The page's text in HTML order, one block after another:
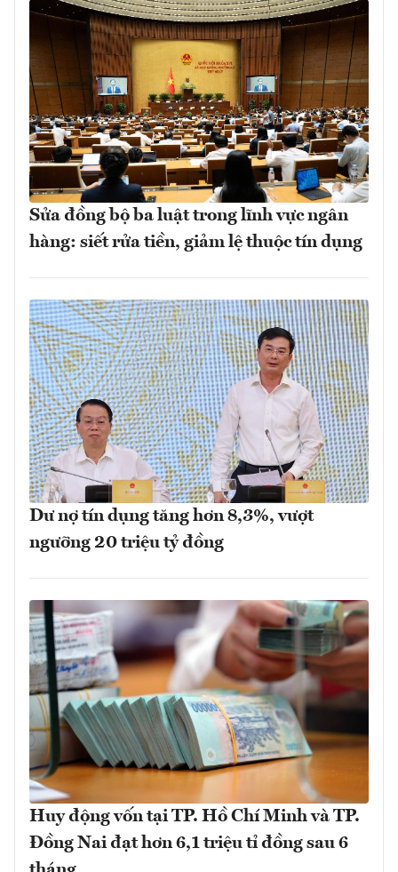
Sửa đồng bộ ba luật trong lĩnh vực ngân
hàng: siết rửa tiền, giảm lệ thuộc tín dụng
Dư nợ tín dụng tăng hơn 8,3%, vượt
ngưỡng 20 triệu tỷ đồng
Huy động vốn tại TP. Hồ Chí Minh và TP.
Đồng Nai đạt hơn 6,1 triệu tỉ đồng sau 6